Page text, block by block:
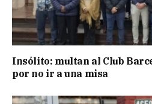
Insólito: multan al Club
por no ir a una misa